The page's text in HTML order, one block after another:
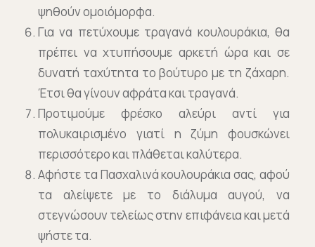
ψηθούν ομοιόμορφα.
Για να πετύχουμε τραγανά κουλουράκια, θα
πρέπει να χτυπήσουμε αρκετή ώρα και σε
δυνατή ταχύτητα το βούτυρο με τη ζάχαρη.
Έτσι θα γίνουν αφράτα και τραγανά.
Προτιμούμε φρέσκο αλεύρι αντί για
πολυκαιρισμένο γιατί η ζύμη φουσκώνει
περισσότερο και πλάθεται καλύτερα.
Αφήστε τα Πασχαλινά κουλουράκια σας, αφού
τα αλείψετε με το διάλυμα αυγού, να
στεγνώσουν τελείως στην επιφάνεια και μετά
ψήστε τα.